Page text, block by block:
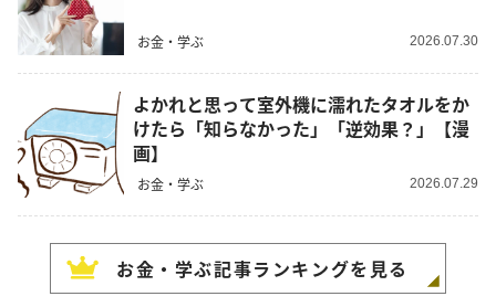
お金・学ぶ 2026.07.30
よかれと思って室外機に濡れたタオルをか
けたら「知らなかった」「逆効果？」【漫
画】
お金・学ぶ 2026.07.29
お金・学ぶ記事ランキングを見る